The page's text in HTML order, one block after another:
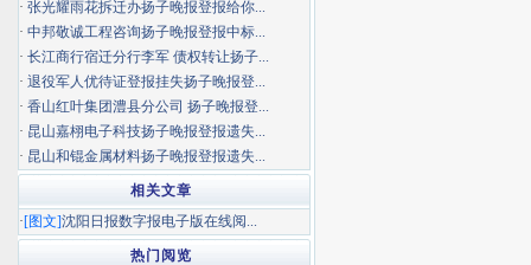
· 张光耀雨花拆迁办扬子晚报登报给你...
· 中邦敬诚工程咨询扬子晚报登报中标...
· 长江商行宿迁分行李军 债权转让扬子...
· 退役军人优待证登报挂失扬子晚报登...
· 香山红叶集团澧县分公司 扬子晚报登...
· 昆山嘉栩电子科技扬子晚报登报遗失...
· 昆山和锟金属材料扬子晚报登报遗失...
相关文章
·[图文]沈阳日报数字报电子版在线阅...
热门阅览